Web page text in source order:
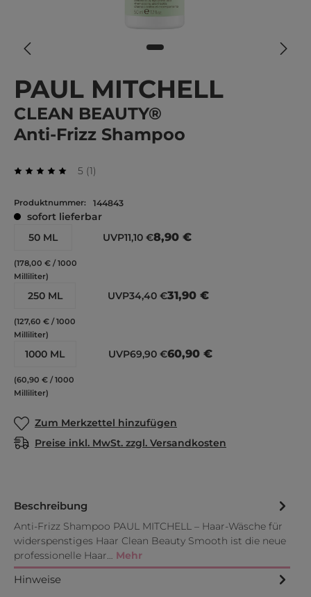
PAUL MITCHELL
CLEAN BEAUTY®
Anti-Frizz Shampoo
5
Durchschnittliche Bewertung von 5 von 5
(1)
Bewertung
Produktnummer: 144843
sofort lieferbar
50 ML
(178,00 € / 1000
Milliliter)
UVP11,10 €8,90 €
250 ML
(127,60 € / 1000
Milliliter)
UVP34,40 €31,90 €
1000 ML
(60,90 € / 1000
Milliliter)
UVP69,90 €60,90 €
Zum Merkzettel hinzufügen
Preise inkl. MwSt. zzgl. Versandkosten
Beschreibung
Anti-Frizz Shampoo PAUL MITCHELL – Haar-Wäsche für
widerspenstiges Haar Clean Beauty Smooth ist die neue
professionelle Haar… Mehr
Hinweise